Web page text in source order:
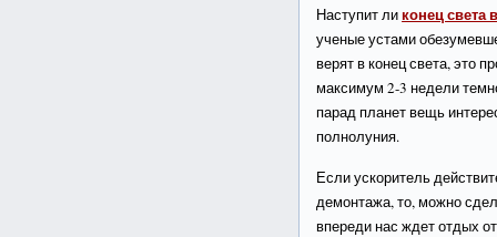
Наступит ликонец света
ученые устами
верят в конец света, это
максимум 2-3 недели
парад планет вещь
полнолуния.
Если ускоритель
демонтажа, то, можно
впереди нас ждет отдых